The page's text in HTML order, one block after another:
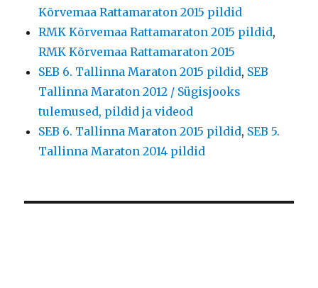
Kõrvemaa Rattamaraton 2015 pildid
RMK Kõrvemaa Rattamaraton 2015 pildid,
RMK Kõrvemaa Rattamaraton 2015
SEB 6. Tallinna Maraton 2015 pildid, SEB
Tallinna Maraton 2012 / Sügisjooks
tulemused, pildid ja videod
SEB 6. Tallinna Maraton 2015 pildid, SEB 5.
Tallinna Maraton 2014 pildid